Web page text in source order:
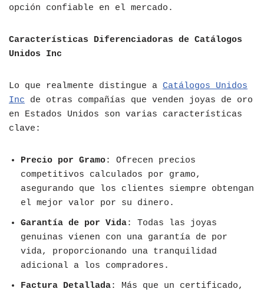
opción confiable en el mercado.
Características Diferenciadoras de Catálogos
Unidos Inc
Lo que realmente distingue a Catálogos Unidos
Inc de otras compañías que venden joyas de oro
en Estados Unidos son varias características
clave:
Precio por Gramo: Ofrecen precios
competitivos calculados por gramo,
asegurando que los clientes siempre obtengan
el mejor valor por su dinero.
Garantía de por Vida: Todas las joyas
genuinas vienen con una garantía de por
vida, proporcionando una tranquilidad
adicional a los compradores.
Factura Detallada: Más que un certificado,